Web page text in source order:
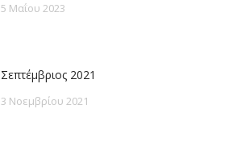
5 Μαΐου 2023
Σεπτέμβριος 2021
3 Νοεμβρίου 2021